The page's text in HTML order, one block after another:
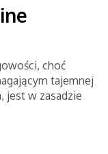
choć
tajemnej
jest w zasadzie